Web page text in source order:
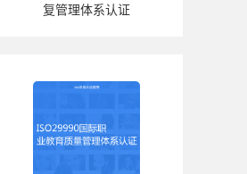
复管理体系认证